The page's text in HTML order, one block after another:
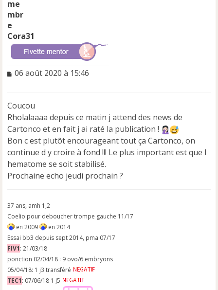
Cora31
M
a
g
e
n
o
n
l
u
06 août 2020 à 15:46
Coucou
Rholalaaaa depuis ce matin j attend des news de
Cartonco et en fait j ai raté la publication !
Bon c est plutôt encourageant tout ça Cartonco, on
continue d y croire à fond !!! Le plus important est que l
hematome se soit stabilisé.
Prochaine echo jeudi prochain ?
37 ans, amh 1,2
Coelio pour deboucher trompe gauche 11/17
en 2009
en 2014
Essai bb3 depuis sept 2014, pma 07/17
FIV1: 21/03/18
ponction 02/04/18 : 9 ovo/6 embryons
05/04/18: 1 j3 transféré
TEC1: 07/06/18 1 j5